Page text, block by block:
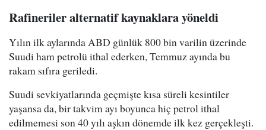
Rafineriler alternatif kaynaklara yöneldi
Yılın ilk aylarında ABD günlük 800 bin varilin üzerinde
Suudi ham petrolü ithal ederken, Temmuz ayında bu
rakam sıfıra geriledi.
Suudi sevkiyatlarında geçmişte kısa süreli kesintiler
yaşansa da, bir takvim ayı boyunca hiç petrol ithal
edilmemesi son 40 yılı aşkın dönemde ilk kez gerçekleşti.